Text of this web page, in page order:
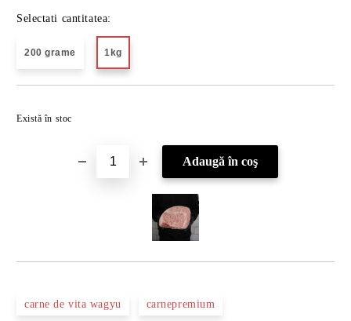
Selectati cantitatea:
200 grame 1kg
Există în stoc
carne de vita wagyu carnepremium